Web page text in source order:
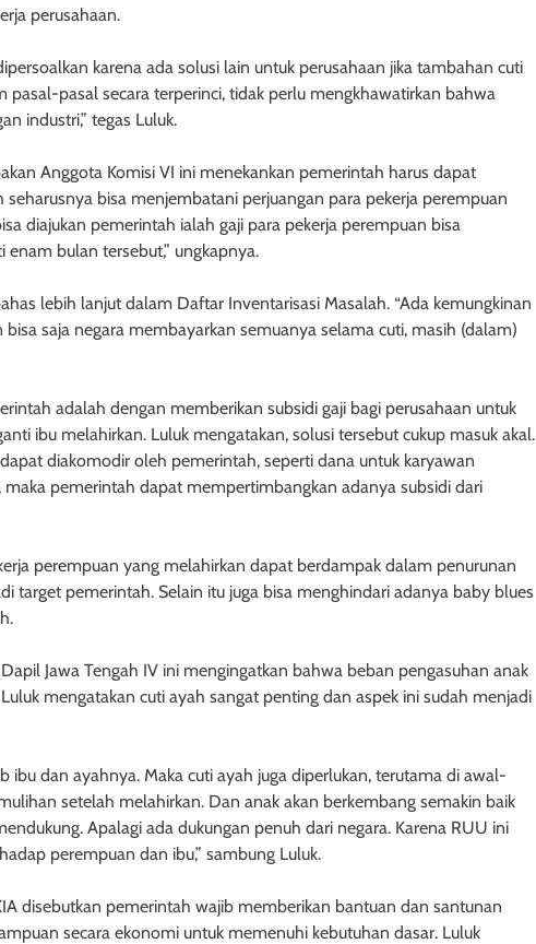
perusahaan.
karena ada solusi lain untuk perusahaan jika tambahan cuti
pasal-pasal secara terperinci, tidak perlu mengkhawatirkan bahwa
industri,” tegas Luluk.
Anggota Komisi VI ini menekankan pemerintah harus dapat
bisa menjembatani perjuangan para pekerja perempuan
diajukan pemerintah ialah gaji para pekerja perempuan bisa
bulan tersebut,” ungkapnya.
lebih lanjut dalam Daftar Inventarisasi Masalah. “Ada kemungkinan
saja negara membayarkan semuanya selama cuti, masih (dalam)
adalah dengan memberikan subsidi gaji bagi perusahaan untuk
ibu melahirkan. Luluk mengatakan, solusi tersebut cukup masuk akal.
diakomodir oleh pemerintah, seperti dana untuk karyawan
pemerintah dapat mempertimbangkan adanya subsidi dari
perempuan yang melahirkan dapat berdampak dalam penurunan
target pemerintah. Selain itu juga bisa menghindari adanya baby blues
Jawa Tengah IV ini mengingatkan bahwa beban pengasuhan anak
mengatakan cuti ayah sangat penting dan aspek ini sudah menjadi
ibu dan ayahnya. Maka cuti ayah juga diperlukan, terutama di awal-
setelah melahirkan. Dan anak akan berkembang semakin baik
Apalagi ada dukungan penuh dari negara. Karena RUU ini
perempuan dan ibu,” sambung Luluk.
disebutkan pemerintah wajib memberikan bantuan dan santunan
secara ekonomi untuk memenuhi kebutuhan dasar. Luluk